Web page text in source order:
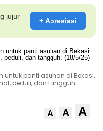
jujur
+ Apresiasi
untuk panti asuhan di Bekasi.
peduli, dan tangguh.
A A A